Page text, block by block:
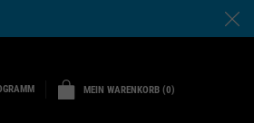
MEIN WARENKORB 0
0 PRODUKT